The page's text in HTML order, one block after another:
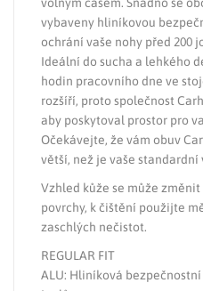
vybaveny hliníkovou
ochrání vaše nohy před 200
Ideální do sucha a lehkého
hodin pracovního dne ve
rozšíří, proto společnost
aby poskytoval prostor pro
Očekávejte, že vám obuv
větší, než je vaše standardní
Vzhled kůže se může
povrchy, k čištění použijte
zaschlých nečistot.
REGULAR FIT
ALU: Hliníková bezpečnostní